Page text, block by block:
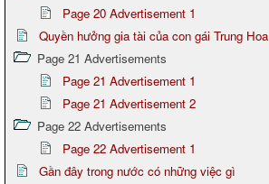
Page 20 Advertisement 1
Quyền hưởng gia tài của con gái Trung Hoa
Page 21 Advertisements
Page 21 Advertisement 1
Page 21 Advertisement 2
Page 22 Advertisements
Page 22 Advertisement 1
Gần đây trong nước có những việc gì